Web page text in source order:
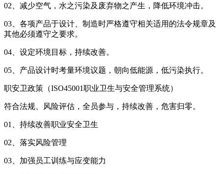
02、 减少空气，水之污染及废弃物之产生，降低环境冲击。
03、 各项产品于设计、制造时严格遵守相关适用的法令规章及
其他必须遵守之要求。
04、 设定环境目标，持续改善。
05、 产品设计时考量环境议题，朝向低能源，低污染执行。
职安卫政策（ISO45001职业卫生与安全管理系统）
符合法规、风险评估，全员参与，持续改善，危害归零。
01、 持续改善职业安全卫生
02、 落实风险管理
03、 加强员工训练与应变能力